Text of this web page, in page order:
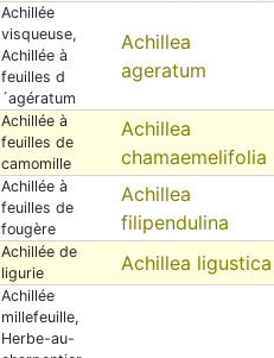
Achillée
visqueuse,
Achillée à
feuilles d
´agératum
Achillea
ageratum
Achillée à
feuilles de
camomille
Achillea
chamaemelifolia
Achillée à
feuilles de
fougère
Achillea
filipendulina
Achillée de
ligurie
Achillea ligustica
Achillée
millefeuille,
Herbe-au-